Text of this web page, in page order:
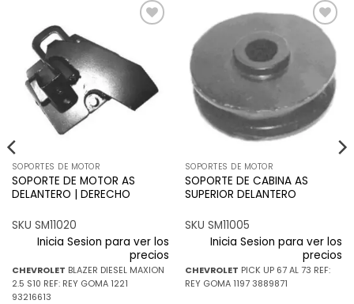
lista de
deseos
SOPORTES DE MOTOR
SOPORTE DE MOTOR AS
DELANTERO | DERECHO
SKU SM11020
Inicia Sesion para ver los
precios
CHEVROLET BLAZER DIESEL MAXION
2.5 S10 REF: REY GOMA 1221
93216613
Añadir
deseos
SOPORTES DE MOTOR
SOPORTE DE CABINA AS
SUPERIOR DELANTERO
SKU SM11005
Inicia Sesion para ver los
precios
CHEVROLET PICK UP 67 AL 73 REF:
REY GOMA 1197 3889871